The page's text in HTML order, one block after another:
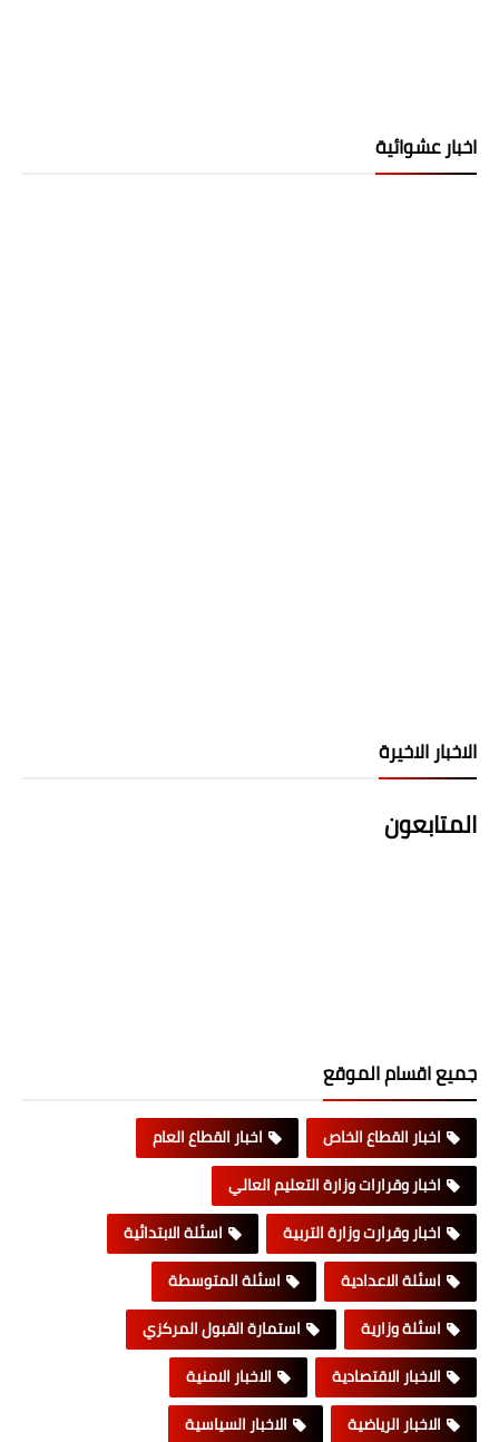
اخبار عشوائية
الاخبار الاخيرة
المتابعون
جميع اقسام الموقع
اخبار القطاع الخاص
اخبار القطاع العام
اخبار وقرارات وزارة التعليم العالي
اخبار وقرارت وزارة التربية
اسئلة الابتدائية
اسئلة الاعدادية
اسئلة المتوسطة
اسئلة وزارية
استمارة القبول المركزي
الاخبار الاقتصادية
الاخبار الامنية
الاخبار الرياضية
الاخبار السياسية